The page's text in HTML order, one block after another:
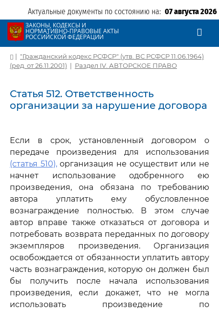
Актуальные документы по состоянию на: 07 августа 2026
ЗАКОНЫ, КОДЕКСЫ И
НОРМАТИВНО-ПРАВОВЫЕ АКТЫ
РОССИЙСКОЙ ФЕДЕРАЦИИ
| "Гражданский кодекс РСФСР" (утв. ВС РСФСР 11.06.1964)
(ред. от 26.11.2001) | Раздел IV. АВТОРСКОЕ ПРАВО
Статья 512. Ответственность
организации за нарушение договора
Если в срок, установленный договором о
передаче произведения для использования
(статья 510),организация не осуществит или не
начнет использование одобренного ею
произведения, она обязана по требованию
автора уплатить ему обусловленное
вознаграждение полностью. В этом случае
автор вправе также отказаться от договора и
потребовать возврата переданных по договору
экземпляров произведения. Организация
освобождается от обязанности уплатить автору
часть вознаграждения, которую он должен был
бы получить после начала использования
произведения, если докажет, что не могла
использовать произведение по